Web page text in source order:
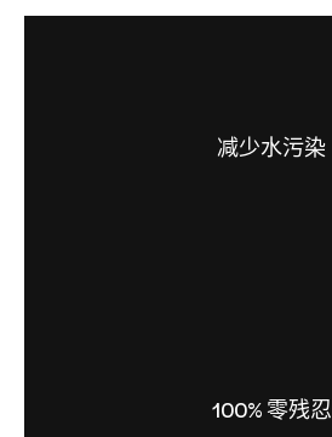
减少水污染
100% 零残忍